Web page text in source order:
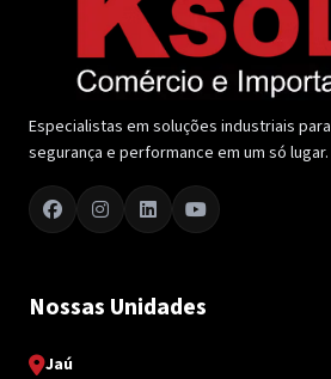
Especialistas em soluções industriais
segurança e performance em um só lugar.
Nossas Unidades
Jaú